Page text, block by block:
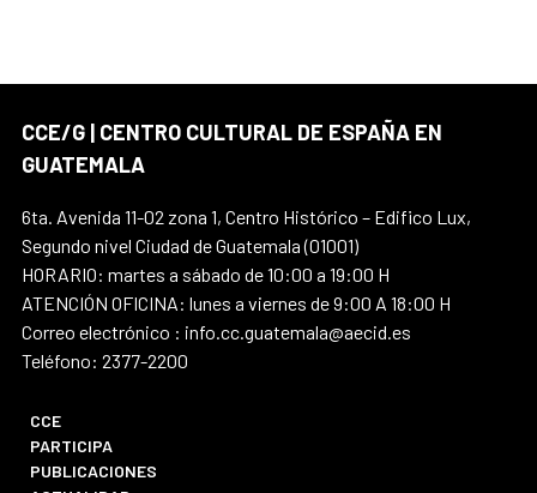
CCE/G | CENTRO CULTURAL DE ESPAÑA EN
GUATEMALA
6ta. Avenida 11-02 zona 1, Centro Histórico – Edifico Lux,
Segundo nivel Ciudad de Guatemala (01001)
HORARIO: martes a sábado de 10:00 a 19:00 H
ATENCIÓN OFICINA: lunes a viernes de 9:00 A 18:00 H
Correo electrónico : info.cc.guatemala@aecid.es
Teléfono: 2377-2200
CCE
PARTICIPA
PUBLICACIONES